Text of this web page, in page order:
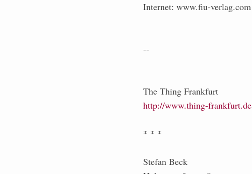
Internet: www.fiu-verlag.com
--
The Thing Frankfurt
http://www.thing-frankfurt.de
* * *
Stefan Beck